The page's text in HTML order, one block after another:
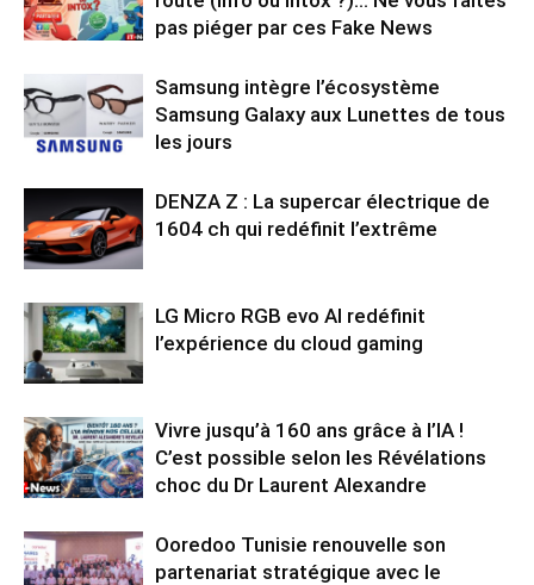
pas piéger par ces Fake News
Samsung intègre l’écosystème
Samsung Galaxy aux Lunettes de tous
les jours
DENZA Z : La supercar électrique de
1604 ch qui redéfinit l’extrême
LG Micro RGB evo AI redéfinit
l’expérience du cloud gaming
Vivre jusqu’à 160 ans grâce à l’IA !
C’est possible selon les Révélations
choc du Dr Laurent Alexandre
Ooredoo Tunisie renouvelle son
partenariat stratégique avec le